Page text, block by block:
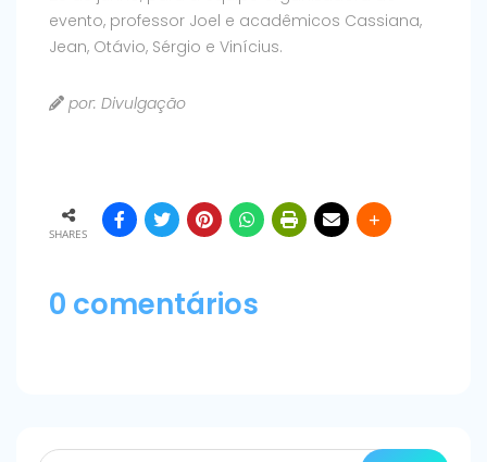
evento, professor Joel e acadêmicos Cassiana,
Jean, Otávio, Sérgio e Vinícius.
por: Divulgação
SHARES
0 comentários